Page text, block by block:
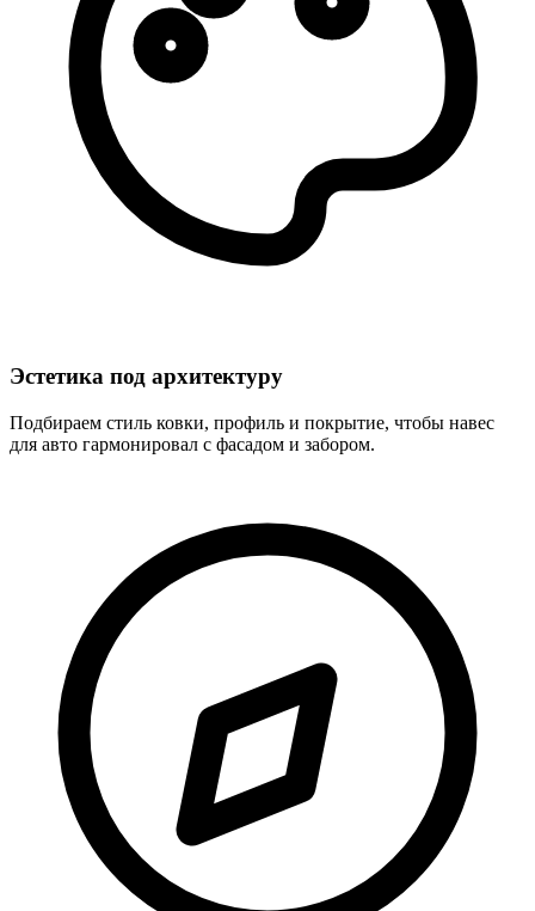
Эстетика под архитектуру
Подбираем стиль ковки, профиль и покрытие, чтобы навес
для авто гармонировал с фасадом и забором.